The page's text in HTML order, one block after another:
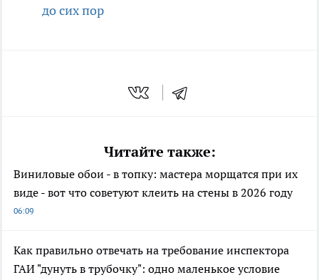
до сих пор
Читайте также:
Виниловые обои - в топку: мастера морщатся при их
виде - вот что советуют клеить на стены в 2026 году
06:09
Как правильно отвечать на требование инспектора
ГАИ "дунуть в трубочку": одно маленькое условие